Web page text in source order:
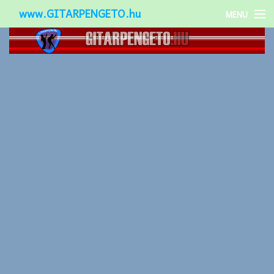
www.GITARPENGETO.hu MENU
Népszerű-